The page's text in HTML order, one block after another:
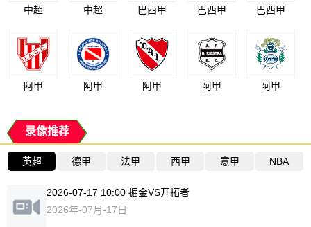
中超 中超 巴西甲 巴西甲 巴西甲
阿甲 阿甲 阿甲 阿甲 阿甲
录像推荐
英超 德甲 法甲 西甲 意甲 NBA
2026-07-17 10:00 掘金VS开拓者
2026年-07月-17日